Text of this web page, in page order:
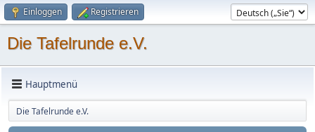
Einloggen Registrieren
Die Tafelrunde e.V.
Hauptmenü
Die Tafelrunde e.V.